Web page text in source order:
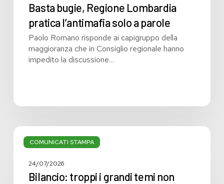
Basta bugie, Regione Lombardia
pratica l’antimafia solo a parole
Paolo Romano risponde ai capigruppo della
maggioranza che in Consiglio regionale hanno
impedito la discussione…
COMUNICATI STAMPA
Bilancio:
troppi
grandi24/07/2026
Bilancio: troppi i grandi temi non